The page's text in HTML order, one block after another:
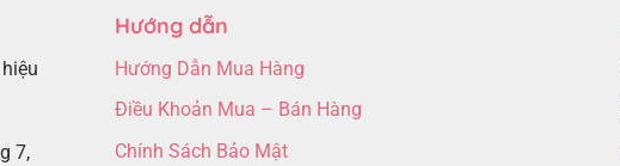
7,
Hướng dẫn
Hướng Dẫn Mua Hàng
Điều Khoản Mua – Bán Hàng
Chính Sách Bảo Mật